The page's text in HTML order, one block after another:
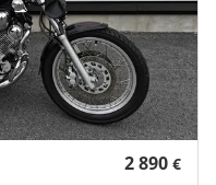
2 890 €